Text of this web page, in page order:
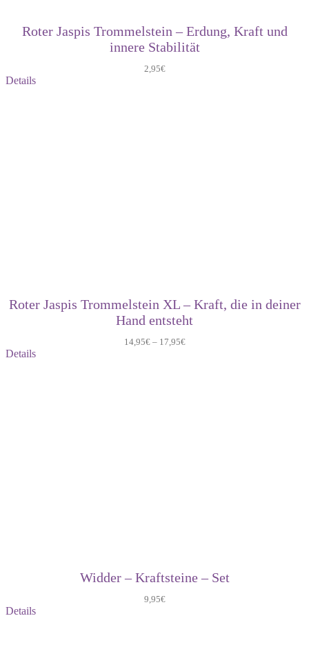
Roter Jaspis Trommelstein – Erdung, Kraft und
innere Stabilität
2,95€
Details
Roter Jaspis Trommelstein XL – Kraft, die in deiner
Hand entsteht
14,95€– 17,95€
Details
Widder – Kraftsteine – Set
9,95€
Details